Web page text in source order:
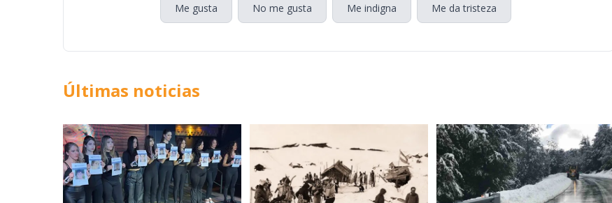
Me gusta No me gusta Me indigna Me da tristeza
Últimas noticias